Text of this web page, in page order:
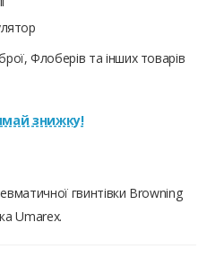
Флоберів та інших товарів
знижку!
гвинтівки Browning
Umarex.